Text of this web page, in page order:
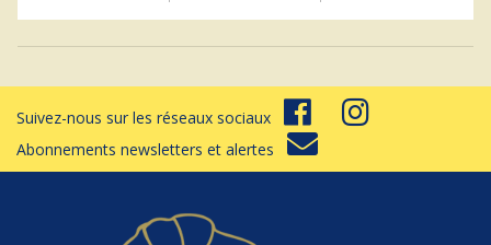
Suivez-nous sur les réseaux sociaux
Abonnements newsletters et alertes